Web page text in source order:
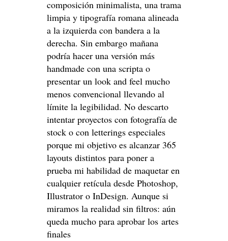
composición minimalista, una trama
limpia y tipografía romana alineada
a la izquierda con bandera a la
derecha. Sin embargo mañana
podría hacer una versión más
handmade con una scripta o
presentar un look and feel mucho
menos convencional llevando al
límite la legibilidad. No descarto
intentar proyectos con fotografía de
stock o con letterings especiales
porque mi objetivo es alcanzar 365
layouts distintos para poner a
prueba mi habilidad de maquetar en
cualquier retícula desde Photoshop,
Illustrator o InDesign. Aunque si
miramos la realidad sin filtros: aún
queda mucho para aprobar los artes
finales